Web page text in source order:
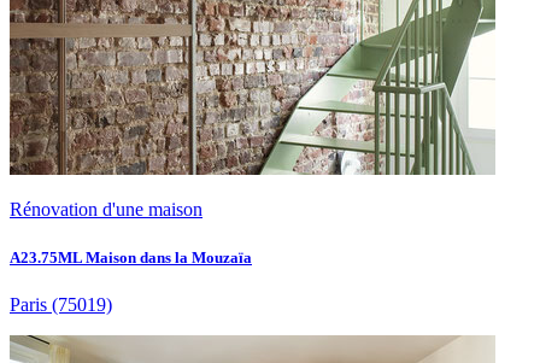
Rénovation d'une maison
A23.75ML Maison dans la Mouzaïa
Paris (75019)